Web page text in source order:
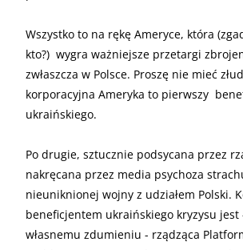
Wszystko to na rękę Ameryce, która
kto?) wygra ważniejsze przetargi
zwłaszcza w Polsce. Proszę nie mieć
korporacyjna Ameryka to pierwszy
ukraińskiego.
Po drugie, sztucznie podsycana przez
nakręcana przez media psychoza
nieuniknionej wojny z udziałem Polski.
beneficjentem ukraińskiego kryzysu jest
własnemu zdumieniu - rządząca